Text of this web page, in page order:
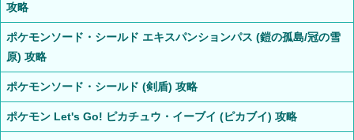
攻略
ポケモンソード・シールド エキスパンションパス (鎧の孤島/冠の雪
原) 攻略
ポケモンソード・シールド (剣盾) 攻略
ポケモン Let's Go! ピカチュウ・イーブイ (ピカブイ) 攻略